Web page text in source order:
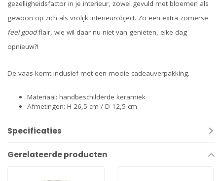
gezelligheidsfactor in je interieur, zowel gevuld met bloemen als
gewoon op zich als vrolijk interieurobject. Zo een extra zomerse
feel good-flair, wie wil daar nu niet van genieten, elke dag
opnieuw?!
De vaas komt inclusief met een mooie cadeauverpakking.
Materiaal: handbeschilderde keramiek
Afmetingen: H 26,5 cm / D 12,5 cm
Specificaties
Gerelateerde producten